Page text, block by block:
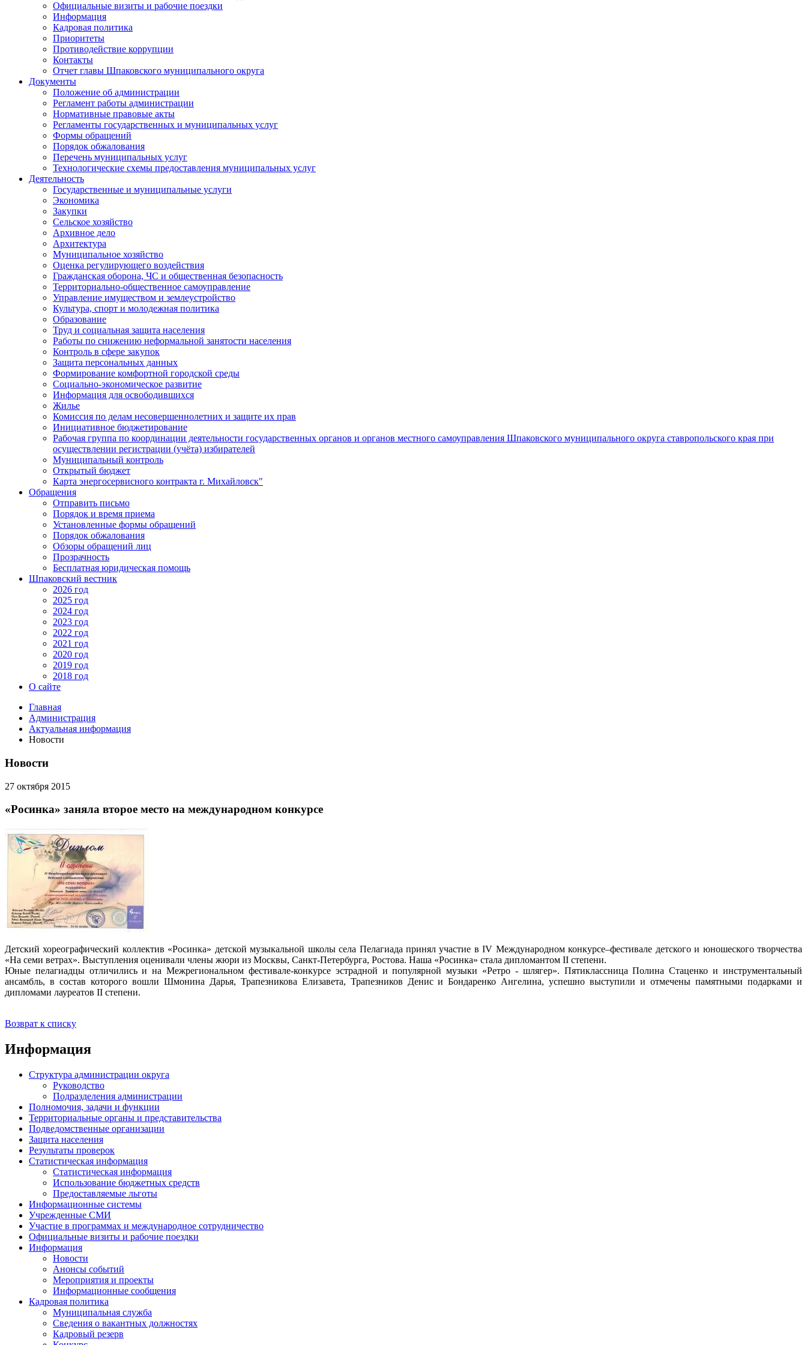
Официальные визиты и рабочие поездки
Информация
Кадровая политика
Приоритеты
Противодействие коррупции
Контакты
Отчет главы Шпаковского муниципального округа
Документы
Положение об администрации
Регламент работы администрации
Нормативные правовые акты
Регламенты государственных и муниципальных услуг
Формы обращений
Порядок обжалования
Перечень муниципальных услуг
Технологические схемы предоставления муниципальных услуг
Деятельность
Государственные и муниципальные услуги
Экономика
Закупки
Сельское хозяйство
Архивное дело
Архитектура
Муниципальное хозяйство
Оценка регулирующего воздействия
Гражданская оборона, ЧС и общественная безопасность
Территориально-общественное самоуправление
Управление имуществом и землеустройство
Культура, спорт и молодежная политика
Образование
Труд и социальная защита населения
Работы по снижению неформальной занятости населения
Контроль в сфере закупок
Защита персональных данных
Формирование комфортной городской среды
Социально-экономическое развитие
Информация для освободившихся
Жилье
Комиссия по делам несовершеннолетних и защите их прав
Инициативное бюджетирование
Рабочая группа по координации деятельности государственных органов и органов местного самоуправления Шпаковского муниципального округа ставропольского края при
осуществлении регистрации (учёта) избирателей
Муниципальный контроль
Открытый бюджет
Карта энергосервисного контракта г. Михайловск"
Обращения
Отправить письмо
Порядок и время приема
Установленные формы обращений
Порядок обжалования
Обзоры обращений лиц
Прозрачность
Бесплатная юридическая помощь
Шпаковский вестник
2026 год
2025 год
2024 год
2023 год
2022 год
2021 год
2020 год
2019 год
2018 год
О сайте
Главная
Администрация
Актуальная информация
Новости
Новости
27 октября 2015
«Росинка» заняла второе место на международном конкурсе
Детский хореографический коллектив «Росинка» детской музыкальной школы села Пелагиада принял участие в IV Международном конкурсе–фестивале детского и юношеского творчества
«На семи ветрах». Выступления оценивали члены жюри из Москвы, Санкт-Петербурга, Ростова. Наша «Росинка» стала дипломантом II степени.
Юные пелагиадцы отличились и на Межрегиональном фестивале-конкурсе эстрадной и популярной музыки «Ретро - шлягер». Пятиклассница Полина Стаценко и инструментальный
ансамбль, в состав которого вошли Шмонина Дарья, Трапезникова Елизавета, Трапезников Денис и Бондаренко Ангелина, успешно выступили и отмечены памятными подарками и
дипломами лауреатов II степени.
Возврат к списку
Информация
Структура администрации округа
Руководство
Подразделения администрации
Полномочия, задачи и функции
Территориальные органы и представительства
Подведомственные организации
Защита населения
Результаты проверок
Статистическая информация
Статистическая информация
Использование бюджетных средств
Предоставляемые льготы
Информационные системы
Учрежденные СМИ
Участие в программах и международное сотрудничество
Официальные визиты и рабочие поездки
Информация
Новости
Анонсы событий
Мероприятия и проекты
Информационные сообщения
Кадровая политика
Муниципальная служба
Сведения о вакантных должностях
Кадровый резерв